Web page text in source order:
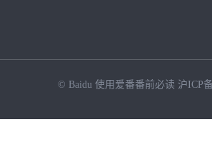
© Baidu 使用爱番番前必读 沪ICP